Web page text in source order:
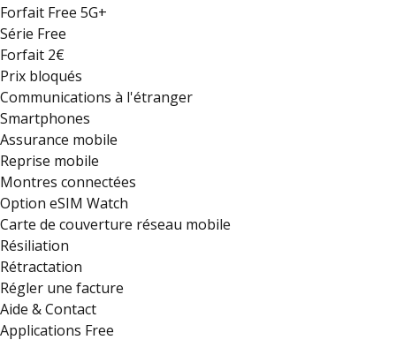
Forfait Free 5G+
Série Free
Forfait 2€
Prix bloqués
Communications à l'étranger
Smartphones
Assurance mobile
Reprise mobile
Montres connectées
Option eSIM Watch
Carte de couverture réseau mobile
Résiliation
Rétractation
Régler une facture
Aide & Contact
Applications Free